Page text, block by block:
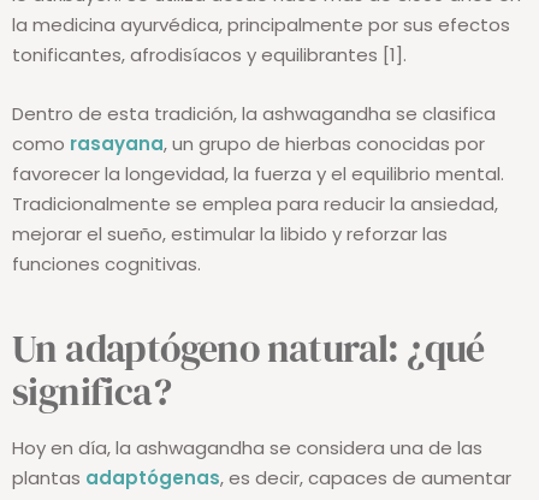
le atribuyen. Se utiliza desde hace más de 3.000 años en
la medicina ayurvédica, principalmente por sus efectos
tonificantes, afrodisíacos y equilibrantes [1].
Dentro de esta tradición, la ashwagandha se clasifica
como
rasayana
, un grupo de hierbas conocidas por
favorecer la longevidad, la fuerza y el equilibrio mental.
Tradicionalmente se emplea para reducir la ansiedad,
mejorar el sueño, estimular la libido y reforzar las
funciones cognitivas.
Un adaptógeno natural: ¿qué
significa?
Hoy en día, la ashwagandha se considera una de las